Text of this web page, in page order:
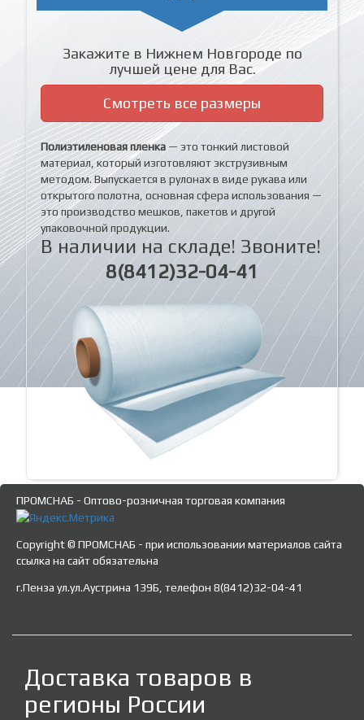
Закажите в Нижнем Новгороде по
лучшей цене для Вас.
Смотреть все размеры
Полиэтиленовая пленка — это тонкий листовой
материал, который изготовляют экструзивным
методом. Выпускается в рулонах в виде рукава или
открытого полотна, основная сфера использования —
это производство мешков, пакетов и другой
упаковочной продукции.
В наличии на складе! Звоните!
8(8412)32-04-41
ПРОМСНАБ - Оптово-розничная торговая компания
Copyright © ПРОМСНАБ - при использовании материалов сайта
ссылка на сайт обязательна
г.Пенза ул.ул.Аустрина 139Б, телефон 8(8412)32-04-41
Доставка товаров в
регионы России